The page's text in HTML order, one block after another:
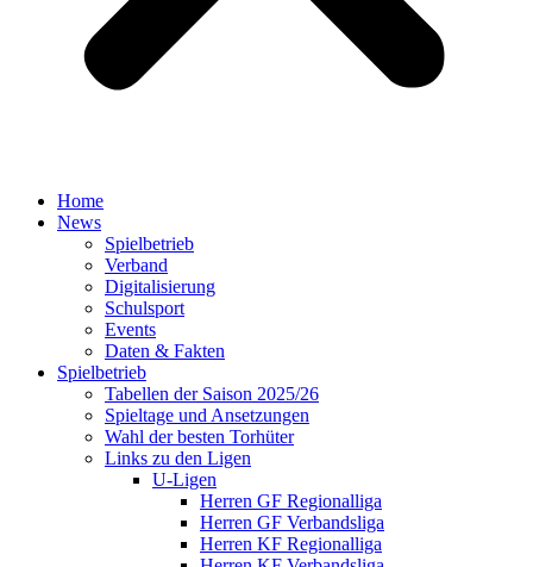
Home
News
Spielbetrieb
Verband
Digitalisierung
Schulsport
Events
Daten & Fakten
Spielbetrieb
Tabellen der Saison 2025/26
Spieltage und Ansetzungen
Wahl der besten Torhüter
Links zu den Ligen
U-Ligen
Herren GF Regionalliga
Herren GF Verbandsliga
Herren KF Regionalliga